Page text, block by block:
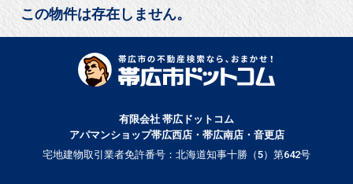
この物件は存在しません。
有限会社 帯広ドットコム
アパマンショップ帯広西店・帯広南店・音更店
宅地建物取引業者免許番号：北海道知事十勝（5）第642号